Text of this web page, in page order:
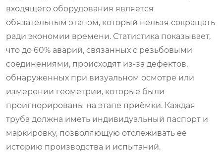
входящего оборудования является
обязательным этапом, который нельзя сокращать
ради экономии времени. Статистика показывает,
что до 60% аварий, связанных с резьбовыми
соединениями, происходят из-за дефектов,
обнаруженных при визуальном осмотре или
измерении геометрии, которые были
проигнорированы на этапе приёмки. Каждая
труба должна иметь индивидуальный паспорт и
маркировку, позволяющую отслеживать её
историю производства и испытаний.